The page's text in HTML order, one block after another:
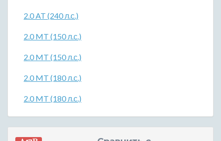
2.0 AT (240 л.с.)
2.0 MT (150 л.с.)
2.0 MT (150 л.с.)
2.0 MT (180 л.с.)
2.0 MT (180 л.с.)